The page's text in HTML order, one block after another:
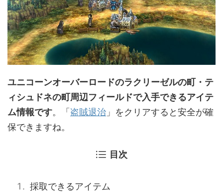
ユニコーンオーバーロードのラクリーゼルの町・テ
ィシュドネの町周辺フィールドで入手できるアイテ
ム情報です。「 盗賊退治 」をクリアすると安全が確
保できますね。
目次
採取できるアイテム